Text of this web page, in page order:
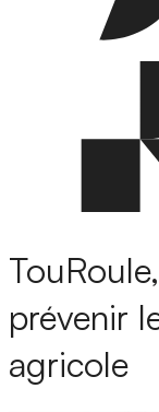
prévenir
agricole